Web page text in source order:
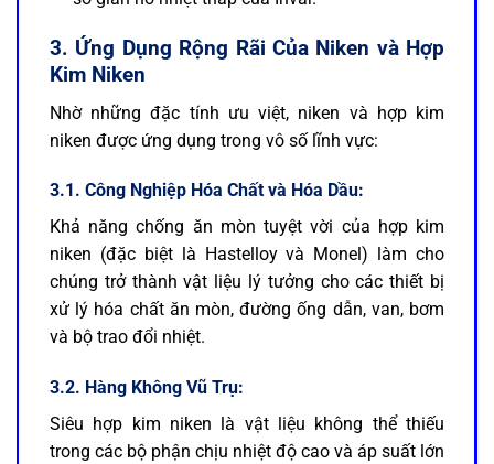
3. Ứng Dụng Rộng Rãi Của Niken và Hợp
Kim Niken
Nhờ những đặc tính ưu việt, niken và hợp kim
niken được ứng dụng trong vô số lĩnh vực:
3.1. Công Nghiệp Hóa Chất và Hóa Dầu:
Khả năng chống ăn mòn tuyệt vời của hợp kim
niken (đặc biệt là Hastelloy và Monel) làm cho
chúng trở thành vật liệu lý tưởng cho các thiết bị
xử lý hóa chất ăn mòn, đường ống dẫn, van, bơm
và bộ trao đổi nhiệt.
3.2. Hàng Không Vũ Trụ:
Siêu hợp kim niken là vật liệu không thể thiếu
trong các bộ phận chịu nhiệt độ cao và áp suất lớn